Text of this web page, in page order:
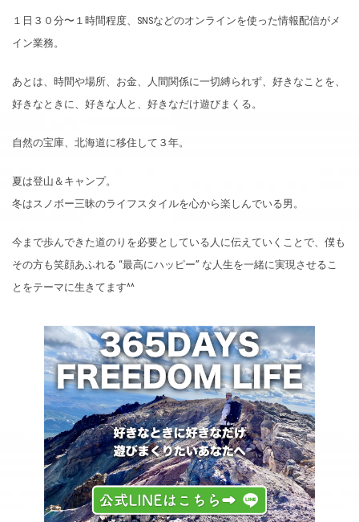
１日３０分〜１時間程度、SNSなどのオンラインを使った情報配信がメ
イン業務。
あとは、時間や場所、お金、人間関係に一切縛られず、好きなことを、
好きなときに、好きな人と、好きなだけ遊びまくる。
自然の宝庫、北海道に移住して３年。
夏は登山＆キャンプ。
冬はスノボー三昧のライフスタイルを心から楽しんでいる男。
今まで歩んできた道のりを必要としている人に伝えていくことで、僕も
その方も笑顔あふれる “最高にハッピー” な人生を一緒に実現させるこ
とをテーマに生きてます^^